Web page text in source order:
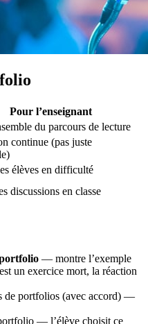
Pour l’enseignant
du parcours de lecture
continue (pas juste
élèves en difficulté
discussions en classe
— montre l’exemple
un exercice mort, la réaction
de portfolios (avec accord) —
— l’élève choisit ce